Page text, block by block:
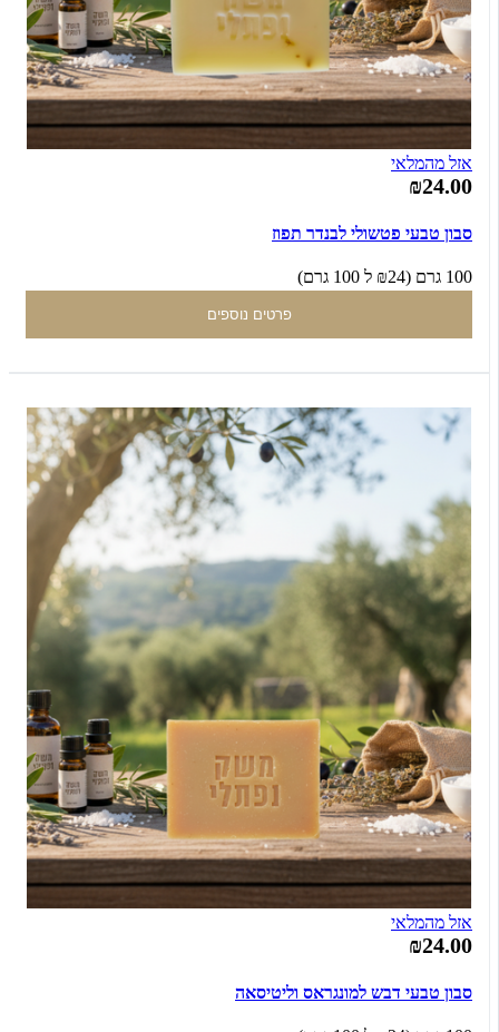
אזל מהמלאי
₪24.00
סבון טבעי פטשולי לבנדר תפוז
100 גרם (₪24 ל 100 גרם)
פרטים נוספים
אזל מהמלאי
₪24.00
סבון טבעי דבש למונגראס וליטיסאה